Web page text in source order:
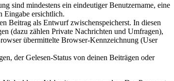
sind mindestens ein eindeutiger Benutzername, eine
Eingabe ersichtlich.
Beitrag als Entwurf zwischenspeicherst. In diesen
(dazu zählen Private Nachrichten und Umfragen),
übermittelte Browser-Kennzeichnung (User
der Gelesen-Status von deinen Beiträgen oder